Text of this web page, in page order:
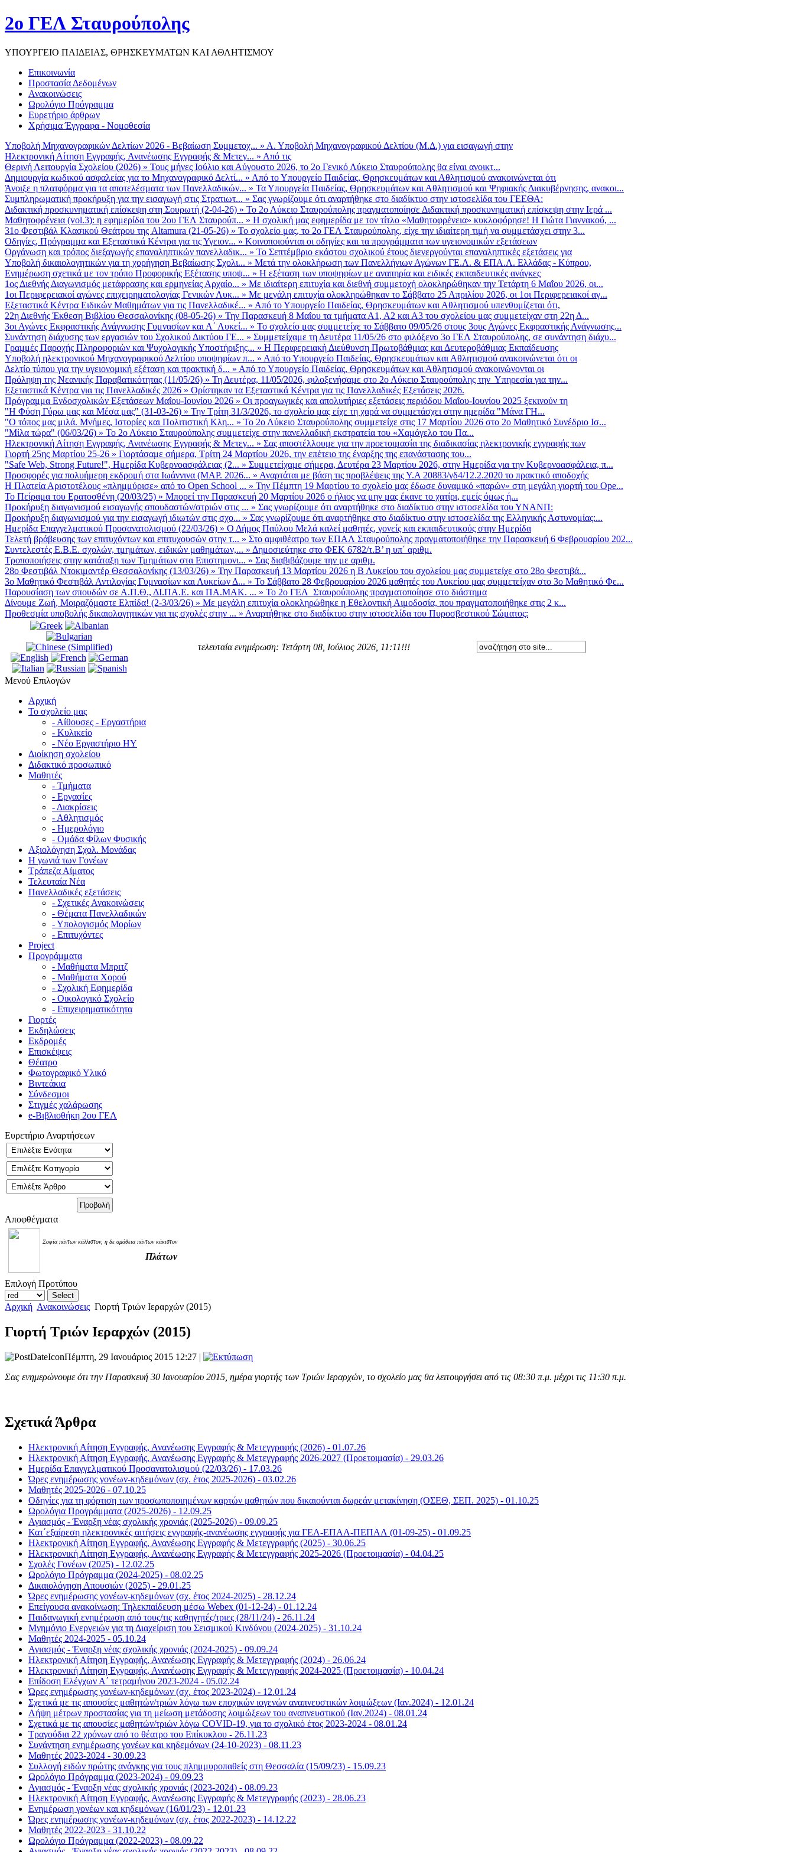
2ο ΓΕΛ Σταυρούπολης
ΥΠΟΥΡΓΕΙΟ ΠΑΙΔΕΙΑΣ, ΘΡΗΣΚΕΥΜΑΤΩΝ ΚΑΙ ΑΘΛΗΤΙΣΜΟΥ
Επικοινωνία
Προστασία Δεδομένων
Ανακοινώσεις
Ωρολόγιο Πρόγραμμα
Ευρετήριο άρθρων
Χρήσιμα Έγγραφα - Νομοθεσία
Υποβολή Μηχανογραφικών Δελτίων 2026 - Βεβαίωση Συμμετοχ... » Α. Υποβολή Μηχανογραφικού Δελτίου (Μ.Δ.) για εισαγωγή στην
Ηλεκτρονική Αίτηση Εγγραφής, Ανανέωσης Εγγραφής & Μετεγ... » Από τις
Θερινή Λειτουργία Σχολείου (2026) » Τους μήνες Ιούλιο και Αύγουστο 2026, το 2ο Γενικό Λύκειο Σταυρούπολης θα είναι ανοικτ...
Δημιουργία κωδικού ασφαλείας για το Μηχανογραφικό Δελτί... » Από το Υπουργείο Παιδείας, Θρησκευμάτων και Αθλητισμού ανακοινώνεται ότι
Άνοιξε η πλατφόρμα για τα αποτελέσματα των Πανελλαδικών... » Τα Υπουργεία Παιδείας, Θρησκευμάτων και Αθλητισμού και Ψηφιακής Διακυβέρνησης, ανακοι...
Συμπληρωματική προκήρυξη για την εισαγωγή στις Στρατιωτ... » Σας γνωρίζουμε ότι αναρτήθηκε στο διαδίκτυο στην ιστοσελίδα του ΓΕΕΘΑ:
Διδακτική προσκυνηματική επίσκεψη στη Σουρωτή (2-04-26) » Το 2ο Λύκειο Σταυρούπολης πραγματοποίησε Διδακτική προσκυνηματική επίσκεψη στην Ιερά ...
Μαθητοφρένεια (vol.3): η εφημερίδα του 2ου ΓΕΛ Σταυρούπ... » Η σχολική μας εφημερίδα με τον τίτλο «Μαθητοφρένεια» κυκλοφόρησε! Η Γιώτα Γιαννακού, ...
31ο Φεστιβάλ Κλασικού Θεάτρου της Altamura (21-05-26) » Το σχολείο μας, το 2ο ΓΕΛ Σταυρούπολης, είχε την ιδιαίτερη τιμή να συμμετάσχει στην 3...
Οδηγίες, Πρόγραμμα και Εξεταστικά Κέντρα για τις Υγειον... » Κοινοποιούνται οι οδηγίες και τα προγράμματα των υγειονομικών εξετάσεων
Οργάνωση και τρόπος διεξαγωγής επαναληπτικών πανελλαδικ... » Το Σεπτέμβριο εκάστου σχολικού έτους διενεργούνται επαναληπτικές εξετάσεις για
Υποβολή δικαιολογητικών για τη χορήγηση Βεβαίωσης Σχολι... » Μετά την ολοκλήρωση των Πανελλήνιων Αγώνων ΓΕ.Λ. & ΕΠΑ.Λ. Ελλάδας - Κύπρου,
Ενημέρωση σχετικά με τον τρόπο Προφορικής Εξέτασης υποψ... » Η εξέταση των υποψηφίων με αναπηρία και ειδικές εκπαιδευτικές ανάγκες
1ος Διεθνής Διαγωνισμός μετάφρασης και ερμηνείας Αρχαίο... » Με ιδιαίτερη επιτυχία και διεθνή συμμετοχή ολοκληρώθηκαν την Τετάρτη 6 Μαΐου 2026, οι...
1οι Περιφερειακοί αγώνες επιχειρηματολογίας Γενικών Λυκ... » Με μεγάλη επιτυχία ολοκληρώθηκαν το Σάββατο 25 Απριλίου 2026, οι 1οι Περιφερειακοί αγ...
Εξεταστικά Κέντρα Ειδικών Μαθημάτων για τις Πανελλαδικέ... » Από το Υπουργείο Παιδείας, Θρησκευμάτων και Αθλητισμού υπενθυμίζεται ότι,
22η Διεθνής Έκθεση Βιβλίου Θεσσαλονίκης (08-05-26) » Την Παρασκευή 8 Μαΐου τα τμήματα Α1, Α2 και Α3 του σχολείου μας συμμετείχαν στη 22η Δ...
3οι Αγώνες Εκφραστικής Ανάγνωσης Γυμνασίων και Α΄ Λυκεί... » Το σχολείο μας συμμετείχε το Σάββατο 09/05/26 στους 3ους Αγώνες Εκφραστικής Ανάγνωσης...
Συνάντηση διάχυσης των εργασιών του Σχολικού Δικτύου ΓΕ... » Συμμετείχαμε τη Δευτέρα 11/05/26 στο φιλόξενο 3ο ΓΕΛ Σταυρούπολης, σε συνάντηση διάχυ...
Γραμμές Παροχής Πληροφοριών και Ψυχολογικής Υποστήριξης... » Η Περιφερειακή Διεύθυνση Πρωτοβάθμιας και Δευτεροβάθμιας Εκπαίδευσης
Υποβολή ηλεκτρονικού Μηχανογραφικού Δελτίου υποψηφίων π... » Από το Υπουργείο Παιδείας, Θρησκευμάτων και Αθλητισμού ανακοινώνεται ότι οι
Δελτίο τύπου για την υγειονομική εξέταση και πρακτική δ... » Από το Υπουργείο Παιδείας, Θρησκευμάτων και Αθλητισμού ανακοινώνονται οι
Πρόληψη της Νεανικής Παραβατικότητας (11/05/26) » Τη Δευτέρα, 11/05/2026, φιλοξενήσαμε στο 2ο Λύκειο Σταυρούπολης την Υπηρεσία για την...
Εξεταστικά Κέντρα για τις Πανελλαδικές 2026 » Ορίστηκαν τα Εξεταστικά Κέντρα για τις Πανελλαδικές Εξετάσεις 2026.
Πρόγραμμα Ενδοσχολικών Εξετάσεων Μαΐου-Ιουνίου 2026 » Οι προαγωγικές και απολυτήριες εξετάσεις περιόδου Μαΐου-Ιουνίου 2025 ξεκινούν τη
"Η Φύση Γύρω μας και Μέσα μας" (31-03-26) » Την Τρίτη 31/3/2026, το σχολείο μας είχε τη χαρά να συμμετάσχει στην ημερίδα "Μάνα ΓΗ...
"Ο τόπος μας μιλά. Μνήμες, Ιστορίες και Πολιτιστική Κλη... » Το 2ο Λύκειο Σταυρούπολης συμμετείχε στις 17 Μαρτίου 2026 στο 2ο Μαθητικό Συνέδριο Ισ...
"Μίλα τώρα" (06/03/26) » Το 2ο Λύκειο Σταυρούπολης συμμετείχε στην πανελλαδική εκστρατεία του «Χαμόγελο του Πα...
Ηλεκτρονική Αίτηση Εγγραφής, Ανανέωσης Εγγραφής & Μετεγ... » Σας αποστέλλουμε για την προετοιμασία της διαδικασίας ηλεκτρονικής εγγραφής των
Γιορτή 25ης Μαρτίου 25-26 » Γιορτάσαμε σήμερα, Τρίτη 24 Μαρτίου 2026, την επέτειο της έναρξης της επανάστασης του...
"Safe Web, Strong Future!", Ημερίδα Κυβερνοασφάλειας (2... » Συμμετείχαμε σήμερα, Δευτέρα 23 Μαρτίου 2026, στην Ημερίδα για την Κυβερνοασφάλεια, π...
Προσφορές για πολυήμερη εκδρομή στα Ιωάννινα (ΜΑΡ. 2026... » Αναρτάται με βάση τις προβλέψεις της Υ.Α 20883/γδ4/12.2.2020 το πρακτικό αποδοχής
Η Πλατεία Αριστοτέλους «πλημμύρισε» από το Open School ... » Την Πέμπτη 19 Μαρτίου το σχολείο μας έδωσε δυναμικό «παρών» στη μεγάλη γιορτή του Ope...
Το Πείραμα του Ερατοσθένη (20/03/25) » Μπορεί την Παρασκευή 20 Μαρτίου 2026 ο ήλιος να μην μας έκανε το χατίρι, εμείς όμως ή...
Προκήρυξη διαγωνισμού εισαγωγής σπουδαστών/στριών στις ... » Σας γνωρίζουμε ότι αναρτήθηκε στο διαδίκτυο στην ιστοσελίδα του ΥΝΑΝΠ:
Προκήρυξη διαγωνισμού για την εισαγωγή ιδιωτών στις σχο... » Σας γνωρίζουμε ότι αναρτήθηκε στο διαδίκτυο στην ιστοσελίδα της Ελληνικής Αστυνομίας:...
Ημερίδα Επαγγελματικού Προσανατολισμού (22/03/26) » Ο Δήμος Παύλου Μελά καλεί μαθητές, γονείς και εκπαιδευτικούς στην Ημερίδα
Τελετή βράβευσης των επιτυχόντων και επιτυχουσών στην τ... » Στο αμφιθέατρο των ΕΠΑΛ Σταυρούπολης πραγματοποιήθηκε την Παρασκευή 6 Φεβρουαρίου 202...
Συντελεστές Ε.Β.Ε. σχολών, τμημάτων, ειδικών μαθημάτων,... » Δημοσιεύτηκε στο ΦΕΚ 6782/τ.Β’ η υπ΄ αριθμ.
Τροποποιήσεις στην κατάταξη των Τμημάτων στα Επιστημονι... » Σας διαβιβάζουμε την με αριθμ.
28ο Φεστιβάλ Ντοκιμαντέρ Θεσσαλονίκης (13/03/26) » Την Παρασκευή 13 Μαρτίου 2026 η Β Λυκείου του σχολείου μας συμμετείχε στο 28ο Φεστιβά...
3ο Μαθητικό Φεστιβάλ Αντιλογίας Γυμνασίων και Λυκείων Δ... » Το Σάββατο 28 Φεβρουαρίου 2026 μαθητές του Λυκείου μας συμμετείχαν στο 3ο Μαθητικό Φε...
Παρουσίαση των σπουδών σε Α.Π.Θ., ΔΙ.ΠΑ.Ε. και ΠΑ.ΜΑΚ. ... » Το 2ο ΓΕΛ Σταυρούπολης πραγματοποίησε στο διάστημα
Δίνουμε Ζωή, Μοιραζόμαστε Ελπίδα! (2-3/03/26) » Με μεγάλη επιτυχία ολοκληρώθηκε η Εθελοντική Αιμοδοσία, που πραγματοποιήθηκε στις 2 κ...
Προθεσμία υποβολής δικαιολογητικών για τις σχολές στην ... » Αναρτήθηκε στο διαδίκτυο στην ιστοσελίδα του Πυροσβεστικού Σώματος:
τελευταία ενημέρωση: Τετάρτη 08, Ιούλιος 2026, 11:11!!!
Μενού Επιλογών
Αρχική
Το σχολείο μας
- Αίθουσες - Εργαστήρια
- Κυλικείο
- Νέο Εργαστήριο ΗΥ
Διοίκηση σχολείου
Διδακτικό προσωπικό
Μαθητές
- Τμήματα
- Εργασίες
- Διακρίσεις
- Αθλητισμός
- Ημερολόγιο
- Ομάδα Φίλων Φυσικής
Αξιολόγηση Σχολ. Μονάδας
Η γωνιά των Γονέων
Τράπεζα Αίματος
Τελευταία Νέα
Πανελλαδικές εξετάσεις
- Σχετικές Ανακοινώσεις
- Θέματα Πανελλαδικών
- Υπολογισμός Μορίων
- Επιτυχόντες
Project
Προγράμματα
- Μαθήματα Μπριτζ
- Μαθήματα Χορού
- Σχολική Εφημερίδα
- Οικολογικό Σχολείο
- Επιχειρηματικότητα
Γιορτές
Εκδηλώσεις
Εκδρομές
Επισκέψεις
Θέατρο
Φωτογραφικό Υλικό
Βιντεάκια
Σύνδεσμοι
Στιγμές χαλάρωσης
e-Βιβλιοθήκη 2ου ΓΕΛ
Ευρετήριο Αναρτήσεων
Αποφθέγματα
Σοφία πάντων κάλλιστον, η δε αμάθεια πάντων κάκιστον
Πλάτων
Επιλογή Προτύπου
Αρχική Ανακοινώσεις Γιορτή Τριών Ιεραρχών (2015)
Γιορτή Τριών Ιεραρχών (2015)
Πέμπτη, 29 Ιανουάριος 2015 12:27 |
Σας ενημερώνουμε ότι την Παρασκευή 30 Ιανουαρίου 2015, ημέρα γιορτής των Τριών Ιεραρχών, το σχολείο μας θα λειτουργήσει από τις 08:30 π.μ. μέχρι τις 11:30 π.μ.
Σχετικά Άρθρα
Ηλεκτρονική Αίτηση Εγγραφής, Ανανέωσης Εγγραφής & Μετεγγραφής (2026) - 01.07.26
Ηλεκτρονική Αίτηση Εγγραφής, Ανανέωσης Εγγραφής & Μετεγγραφής 2026-2027 (Προετοιμασία) - 29.03.26
Ημερίδα Επαγγελματικού Προσανατολισμού (22/03/26) - 17.03.26
Ώρες ενημέρωσης γονέων-κηδεμόνων (σχ. έτος 2025-2026) - 03.02.26
Μαθητές 2025-2026 - 07.10.25
Οδηγίες για τη φόρτιση των προσωποποιημένων καρτών μαθητών που δικαιούνται δωρεάν μετακίνηση (ΟΣΕΘ, ΣΕΠ. 2025) - 01.10.25
Ωρολόγια Προγράμματα (2025-2026) - 12.09.25
Αγιασμός - Έναρξη νέας σχολικής χρονιάς (2025-2026) - 09.09.25
Κατ΄εξαίρεση ηλεκτρονικές αιτήσεις εγγραφής-ανανέωσης εγγραφής για ΓΕΛ-ΕΠΑΛ-ΠΕΠΑΛ (01-09-25) - 01.09.25
Ηλεκτρονική Αίτηση Εγγραφής, Ανανέωσης Εγγραφής & Μετεγγραφής (2025) - 30.06.25
Ηλεκτρονική Αίτηση Εγγραφής, Ανανέωσης Εγγραφής & Μετεγγραφής 2025-2026 (Προετοιμασία) - 04.04.25
Σχολές Γονέων (2025) - 12.02.25
Ωρολόγιο Πρόγραμμα (2024-2025) - 08.02.25
Δικαιολόγηση Απουσιών (2025) - 29.01.25
Ώρες ενημέρωσης γονέων-κηδεμόνων (σχ. έτος 2024-2025) - 28.12.24
Επείγουσα ανακοίνωση: Τηλεκπαίδευση μέσω Webex (01-12-24) - 01.12.24
Παιδαγωγική ενημέρωση από τους/τις καθηγητές/τριες (28/11/24) - 26.11.24
Μνημόνιο Ενεργειών για τη Διαχείριση του Σεισμικού Κινδύνου (2024-2025) - 31.10.24
Μαθητές 2024-2025 - 05.10.24
Αγιασμός - Έναρξη νέας σχολικής χρονιάς (2024-2025) - 09.09.24
Ηλεκτρονική Αίτηση Εγγραφής, Ανανέωσης Εγγραφής & Μετεγγραφής (2024) - 26.06.24
Ηλεκτρονική Αίτηση Εγγραφής, Ανανέωσης Εγγραφής & Μετεγγραφής 2024-2025 (Προετοιμασία) - 10.04.24
Επίδοση Ελέγχων Α΄ τετραμήνου 2023-2024 - 05.02.24
Ώρες ενημέρωσης γονέων-κηδεμόνων (σχ. έτος 2023-2024) - 12.01.24
Σχετικά με τις απουσίες μαθητών/τριών λόγω των εποχικών ιογενών αναπνευστικών λοιμώξεων (Ιαν.2024) - 12.01.24
Λήψη μέτρων προστασίας για τη μείωση μετάδοσης λοιμώξεων του αναπνευστικού (Ιαν.2024) - 08.01.24
Σχετικά με τις απουσίες μαθητών/τριών λόγω COVID-19, για το σχολικό έτος 2023-2024 - 08.01.24
Τραγούδια 22 χρόνων από το θέατρο του Επίκυκλου - 26.11.23
Συνάντηση ενημέρωσης γονέων και κηδεμόνων (24-10-2023) - 08.11.23
Μαθητές 2023-2024 - 30.09.23
Συλλογή ειδών πρώτης ανάγκης για τους πλημμυροπαθείς στη Θεσσαλία (15/09/23) - 15.09.23
Ωρολόγιο Πρόγραμμα (2023-2024) - 09.09.23
Αγιασμός - Έναρξη νέας σχολικής χρονιάς (2023-2024) - 08.09.23
Ηλεκτρονική Αίτηση Εγγραφής, Ανανέωσης Εγγραφής & Μετεγγραφής (2023) - 28.06.23
Ενημέρωση γονέων και κηδεμόνων (16/01/23) - 12.01.23
Ώρες ενημέρωσης γονέων-κηδεμόνων (σχ. έτος 2022-2023) - 14.12.22
Μαθητές 2022-2023 - 31.10.22
Ωρολόγιο Πρόγραμμα (2022-2023) - 08.09.22